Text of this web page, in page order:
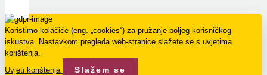
Koristimo kolačiće (eng. „cookies“) za pružanje boljeg korisničkog
iskustva. Nastavkom pregleda web-stranice slažete se s uvjetima
korištenja.
Uvjeti korištenja
Slažem se